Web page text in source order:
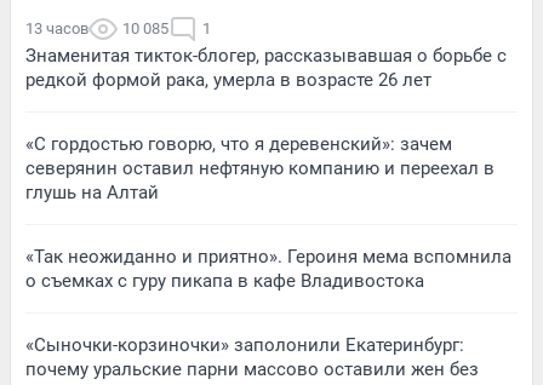
13 часов 10 085 1
Знаменитая тикток-блогер, рассказывавшая о борьбе с
редкой формой рака, умерла в возрасте 26 лет
«С гордостью говорю, что я деревенский»: зачем
северянин оставил нефтяную компанию и переехал в
глушь на Алтай
«Так неожиданно и приятно». Героиня мема вспомнила
о съемках с гуру пикапа в кафе Владивостока
«Сыночки-корзиночки» заполонили Екатеринбург:
почему уральские парни массово оставили жен без